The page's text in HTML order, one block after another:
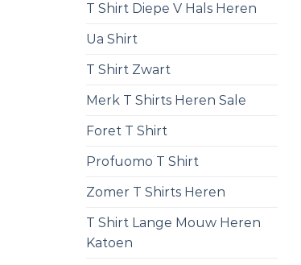
T Shirt Diepe V Hals Heren
Ua Shirt
T Shirt Zwart
Merk T Shirts Heren Sale
Foret T Shirt
Profuomo T Shirt
Zomer T Shirts Heren
T Shirt Lange Mouw Heren
Katoen